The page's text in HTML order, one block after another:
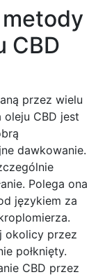
CBD
przez wielu
CBD jest
dawkowanie.
Polega ona
językiem za
okolicy przez
połknięty.
CBD przez